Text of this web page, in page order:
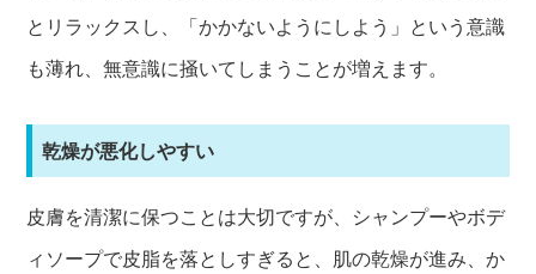
とリラックスし、「かかないようにしよう」という意識
も薄れ、無意識に掻いてしまうことが増えます。
乾燥が悪化しやすい
皮膚を清潔に保つことは大切ですが、シャンプーやボデ
ィソープで皮脂を落としすぎると、肌の乾燥が進み、か